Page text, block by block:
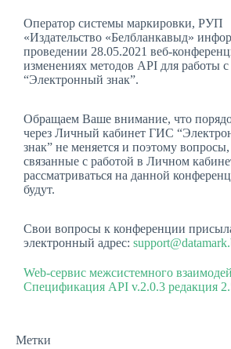
Оператор системы маркировки, РУП
«Издательство «Белбланкавыд»
проведении 28.05.2021 веб-
изменениях методов API для работы
“Электронный знак”.
Обращаем Ваше внимание, что
через Личный кабинет ГИС
знак” не меняется и поэтому вопросы,
связанные с работой в Личном
рассматриваться на данной
будут.
Свои вопросы к конференции
электронный адрес:
Web-сервис межсистемного
Спецификация API v.2.0.3 редакция
Метки